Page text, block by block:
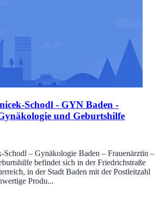
Schodl - GYN Baden -
und Geburtshilfe
Schodl – Gynäkologie Baden – Frauenärztin –
befindet sich in der Friedrichstraße
in der Stadt Baden mit der Postleitzahl
Produ...